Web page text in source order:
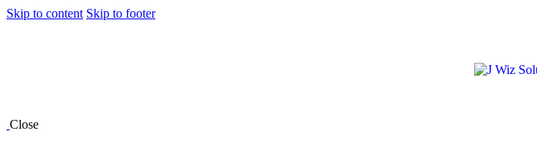
Skip to content Skip to footer
Close